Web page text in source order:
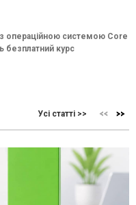
з операційною системою Core
безплатний курс
Усі статті >>